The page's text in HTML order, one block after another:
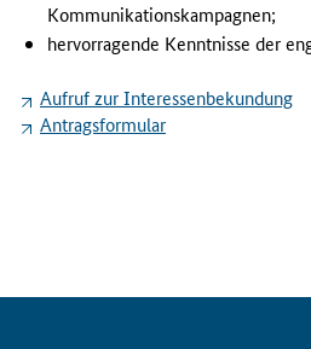
d
e
c
Kommunikationskampagnen;
hervorragende Kenntnisse der
Aufruf zur Interessenbekundung
Antragsformular